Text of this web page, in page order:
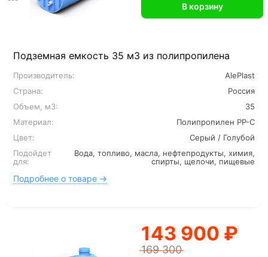
Подземная емкость 35 м3 из полипропилена
Производитель:
AlePlast
Страна:
Россия
Объем, м3:
35
Материал:
Полипропилен PP-C
Цвет:
Серый / Голубой
Подойдет
для:
Вода, топливо, масла, нефтепродукты, химия,
спирты, щелочи, пищевые
Подробнее о товаре →
В корзину
143 900 ₽
169 300